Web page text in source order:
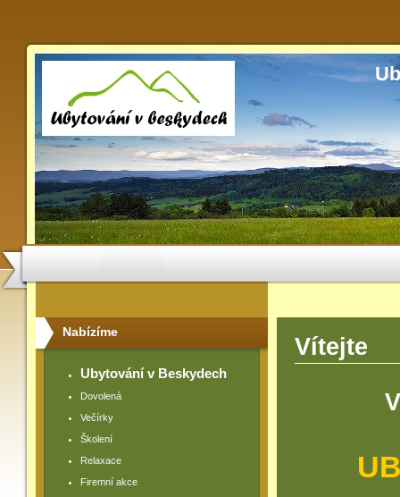
Nabízíme
Ubytování v Beskydech
Dovolená
Večírky
Školení
Relaxace
Firemní akce
Vítejte